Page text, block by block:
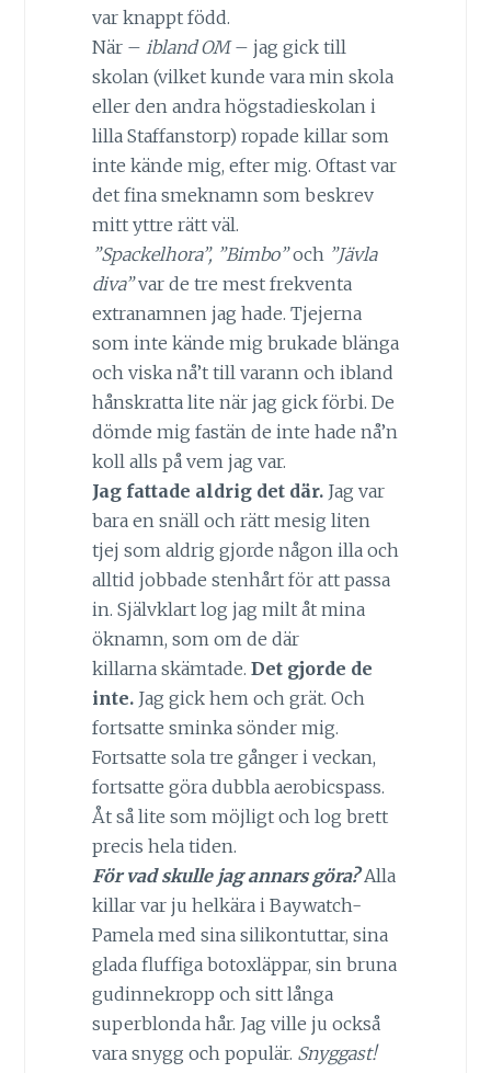
var knappt född.
När – ibland OM– jag gick till
skolan (vilket kunde vara min skola
eller den andra högstadieskolan i
lilla Staffanstorp) ropade killar som
inte kände mig, efter mig. Oftast var
det fina smeknamn som beskrev
mitt yttre rätt väl.
”Spackelhora”, ”Bimbo”och ”Jävla
diva”var de tre mest frekventa
extranamnen jag hade. Tjejerna
som inte kände mig brukade blänga
och viska nå’t till varann och ibland
hånskratta lite när jag gick förbi. De
dömde mig fastän de inte hade nå’n
koll alls på vem jag var.
Jag fattade aldrig det där.Jag var
bara en snäll och rätt mesig liten
tjej som aldrig gjorde någon illa och
alltid jobbade stenhårt för att passa
in. Självklart log jag milt åt mina
öknamn, som om de där
killarna skämtade. Det gjorde de
inte.Jag gick hem och grät. Och
fortsatte sminka sönder mig.
Fortsatte sola tre gånger i veckan,
fortsatte göra dubbla aerobicspass.
Åt så lite som möjligt och log brett
precis hela tiden.
För vad skulle jag annars göra?Alla
killar var ju helkära i Baywatch-
Pamela med sina silikontuttar, sina
glada fluffiga botoxläppar, sin bruna
gudinnekropp och sitt långa
superblonda hår. Jag ville ju också
vara snygg och populär. Snyggast!